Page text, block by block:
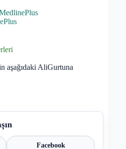
aşağıdaki AliGurtuna
Facebook